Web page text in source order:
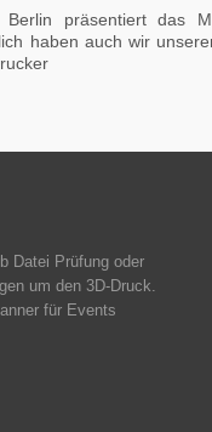
präsentiert das
haben auch wir
Datei Prüfung oder
um den 3D-Druck.
für Events